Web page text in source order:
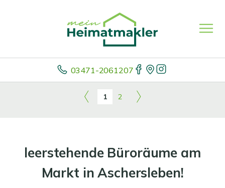
03471-2061207
1 2
leerstehende Büroräume am
Markt in Aschersleben!